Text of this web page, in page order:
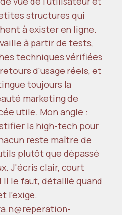
structures qui
à exister en ligne.
à partir de tests,
techniques vérifiées
d'usage réels, et
toujours la
marketing de
utile. Mon angle :
la high-tech pour
reste maître de
plutôt que dépassé
J'écris clair, court
il le faut, détaillé quand
l'exige.